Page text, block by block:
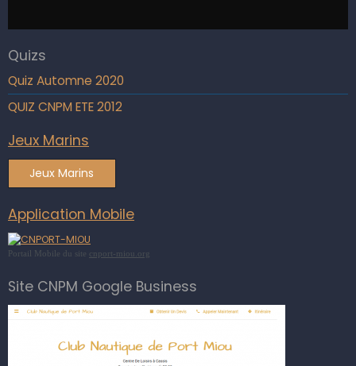
Quizs
Quiz Automne 2020
QUIZ CNPM ETE 2012
Jeux Marins
Jeux Marins
Application Mobile
Portail Mobile du site cnport-miou.org
Site CNPM Google Business